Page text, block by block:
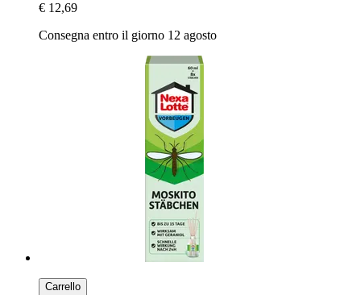
€ 12,69
Consegna entro il giorno 12 agosto
Carrello